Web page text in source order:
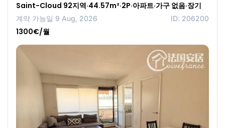
Saint-Cloud 92지역·44.57m²·2P·아파트·가구 없음·장기
계약 가능일 9 Aug, 2026 ID: 206200
1300€/월